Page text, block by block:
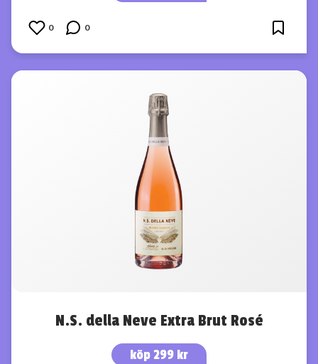
0 0
N.S. della Neve Extra Brut Rosé
köp 299 kr